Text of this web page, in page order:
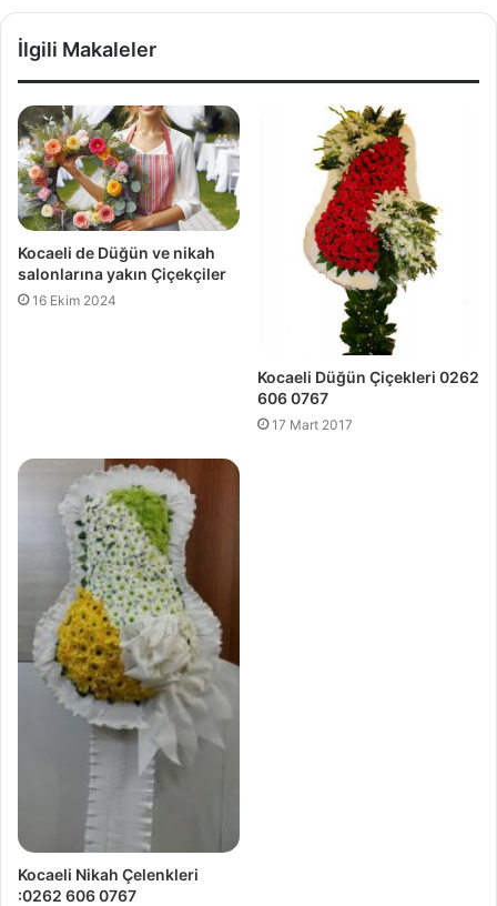
b
İlgili Makaleler
Kocaeli de Düğün ve nikah
salonlarına yakın Çiçekçiler
16 Ekim 2024
Kocaeli Düğün Çiçekleri 0262
606 0767
17 Mart 2017
Kocaeli Nikah Çelenkleri
:0262 606 0767